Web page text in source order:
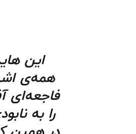
این
همه‌ی
فاجعه‌ای
را به